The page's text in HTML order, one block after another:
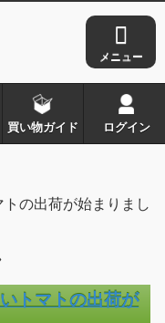
買い物ガイド ログイン
トの出荷が始まりまし
トマトの出荷が